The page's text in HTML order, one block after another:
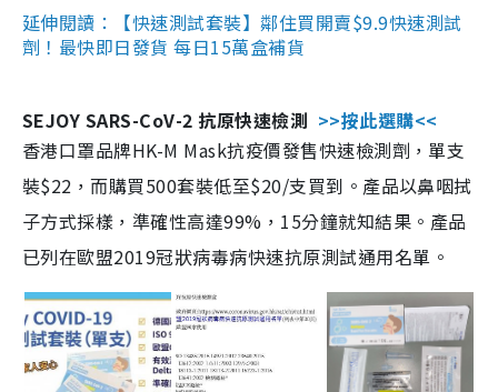
延伸閱讀：【快速測試套裝】鄰住買開賣$9.9快速測試
劑！最快即日發貨 每日15萬盒補貨
SEJOY SARS-CoV-2 抗原快速檢測 >>按此選購<<
香港口罩品牌HK-M Mask抗疫價發售快速檢測劑，單支
裝$22，而購買500套裝低至$20/支買到。產品以鼻咽拭
子方式採樣，準確性高達99%，15分鐘就知結果。產品
已列在歐盟2019冠狀病毒病快速抗原測試通用名單。